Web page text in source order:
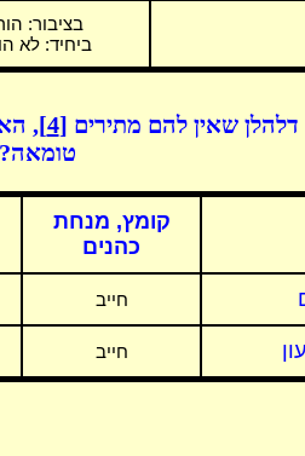
בציבור:
ביחיד: לא
דלהלן שאין להם מתירים [4]
,
טומאה?
קומץ, מנחת
כהנים
חייב
חייב